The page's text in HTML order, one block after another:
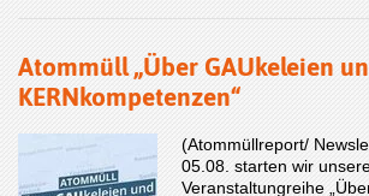
Atommüll „Über GAUkeleien
KERNkompetenzen“
(Atommüllreport/
05.08. starten wir
Veranstaltungreihe